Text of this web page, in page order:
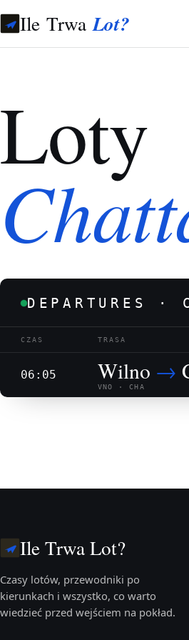
Ile TrwaLot?
Loty
DEPARTURES ·
CZAS TRASA
06:05 Wilno →
VNO · CHA
Ile Trwa Lot?
Czasy lotów, przewodniki po
kierunkach i wszystko, co warto
wiedzieć przed wejściem na pokład.